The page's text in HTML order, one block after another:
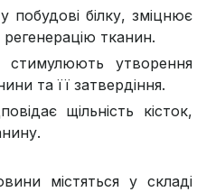
побудові білку, зміцнює
тканин.
утворення
та її затвердіння.
щільність кісток,
містяться у складі